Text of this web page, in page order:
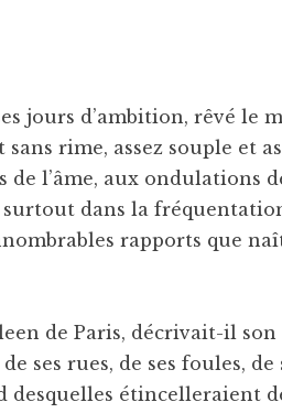
jours d’ambition, rêvé le
rime, assez souple et
l’âme, aux ondulations
surtout dans la
rapports que
de Paris, décrivait-il son
ses rues, de ses foules, de
étincelleraient